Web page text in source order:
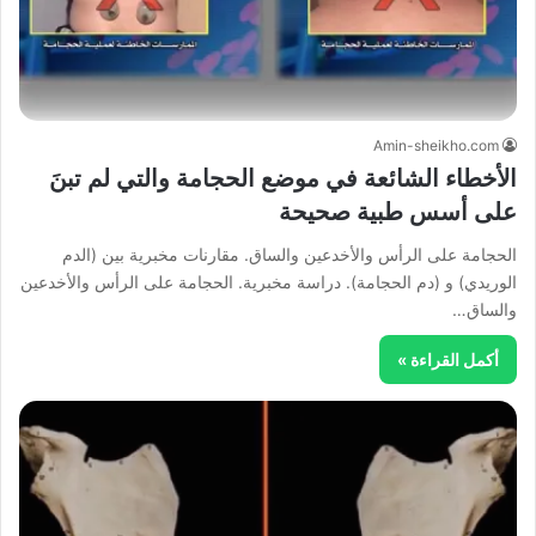
Amin-sheikho.com
الأخطاء الشائعة في موضع الحجامة والتي لم تبنَ
على أسس طبية صحيحة
الحجامة على الرأس والأخدعين والساق. مقارنات مخبرية بين (الدم
الوريدي) و (دم الحجامة). دراسة مخبرية. الحجامة على الرأس والأخدعين
والساق…
أكمل القراءة »